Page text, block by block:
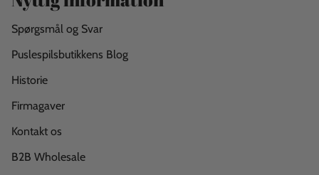
Spørgsmål og Svar
Puslespilsbutikkens Blog
Historie
Firmagaver
Kontakt os
B2B Wholesale